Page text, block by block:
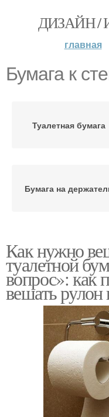
ДИЗАЙН /
главная
Бумага к
Туалетная бумага
Бумага на
туалетной бумаги
Держатель для
туалетной бумаги
Как нужно
туалетной
вопрос»: как
вешать рулон